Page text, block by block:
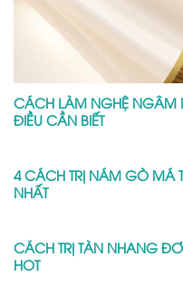
CÁCH LÀM NGHỆ NGÂM
ĐIỀU CẦN BIẾT
4 CÁCH TRỊ NÁM GÒ MÁ
NHẤT
CÁCH TRỊ TÀN NHANG
HOT